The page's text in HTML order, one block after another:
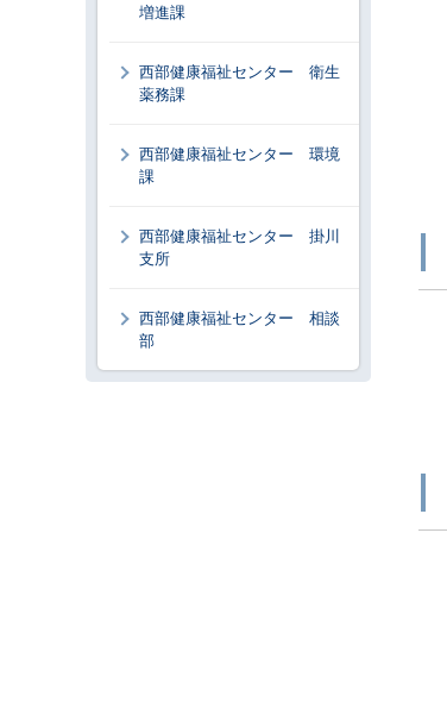
増進課
西部健康福祉センター 衛生
薬務課
西部健康福祉センター 環境
課
西部健康福祉センター 掛川
支所
西部健康福祉センター 相談
部